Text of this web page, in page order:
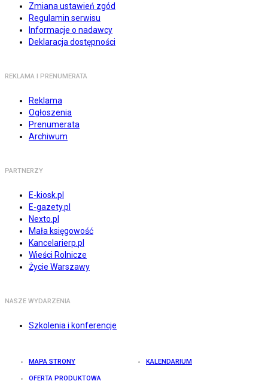
Zmiana ustawień zgód
Regulamin serwisu
Informacje o nadawcy
Deklaracja dostępności
REKLAMA I PRENUMERATA
Reklama
Ogłoszenia
Prenumerata
Archiwum
PARTNERZY
E-kiosk.pl
E-gazety.pl
Nexto.pl
Mała księgowość
Kancelarierp.pl
Wieści Rolnicze
Życie Warszawy
NASZE WYDARZENIA
Szkolenia i konferencje
MAPA STRONY KALENDARIUM
OFERTA PRODUKTOWA